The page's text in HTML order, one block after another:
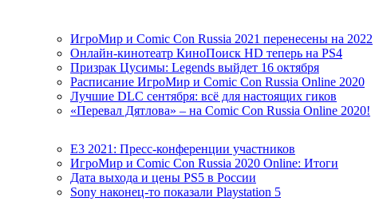
ИгроМир и Comic Con Russia 2021 перенесены на 2022
Онлайн-кинотеатр КиноПоиск HD теперь на PS4
Призрак Цусимы: Legends выйдет 16 октября
Расписание ИгроМир и Comic Con Russia Online 2020
Лучшие DLC сентября: всё для настоящих гиков
«Перевал Дятлова» – на Comic Con Russia Online 2020!
E3 2021: Пресс-конференции участников
ИгроМир и Comic Con Russia 2020 Online: Итоги
Дата выхода и цены PS5 в России
Sony наконец-то показали Playstation 5